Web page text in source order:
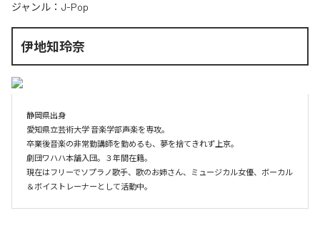
ジャンル： J-Pop
伊地知玲奈
静岡県出身
愛知県立芸術大学 音楽学部声楽を専攻。
卒業後音楽の非常勤講師を勤めるも、夢を捨てきれず上京。
劇団ワハハ本舗入団。３年間在籍。
現在はフリーでソプラノ歌手、歌のお姉さん、ミュージカル女優、ボーカル
＆ボイストレーナーとして活動中。